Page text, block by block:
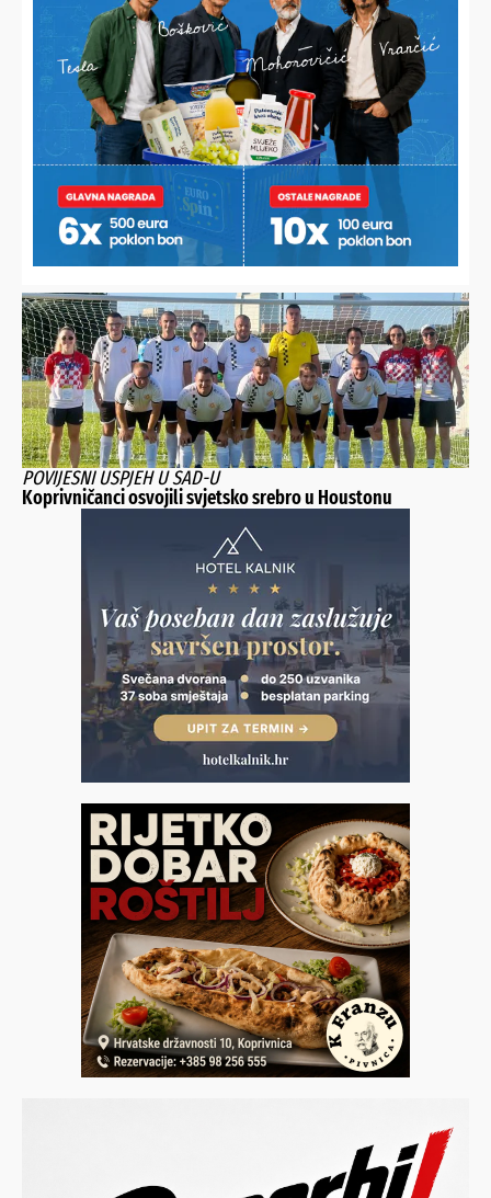
U LITVI OSVOJIO ZLATO
Koprivničanac novi europski prvak, digao 232,5 kilograma i
skinuo hrvatski rekord
POVIJESNI USPJEH U SAD-U
Koprivničanci osvojili svjetsko srebro u Houstonu